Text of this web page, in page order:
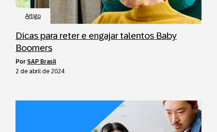
Artigo
Dicas para reter e engajar talentos Baby
Boomers
por SAP Brasil
2 de abril de 2024